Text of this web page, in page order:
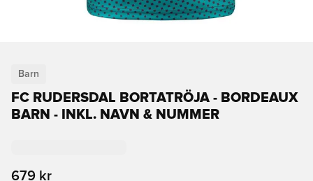
Barn
FC RUDERSDAL BORTATRÖJA - BORDEAUX
BARN - INKL. NAVN & NUMMER
679 kr